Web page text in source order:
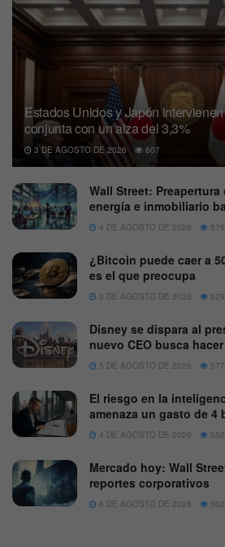
Estados Unidos y Japón
conjunta con un alza del 3,3%
3 DE AGOSTO DE 2026 607
Wall Street:
energía e inmobiliario
4 DE AGOSTO DE 2026 576
¿Bitcoin puede caer a
es el que preocupa
3 DE AGOSTO DE 2026 629
Disney se dispara al
nuevo CEO busca
5 DE AGOSTO DE 2026 577
El riesgo en la
amenaza un gasto de 4
4 DE AGOSTO DE 2026 550
Mercado hoy: Wall
reportes corporativos
6 DE AGOSTO DE 2026 562